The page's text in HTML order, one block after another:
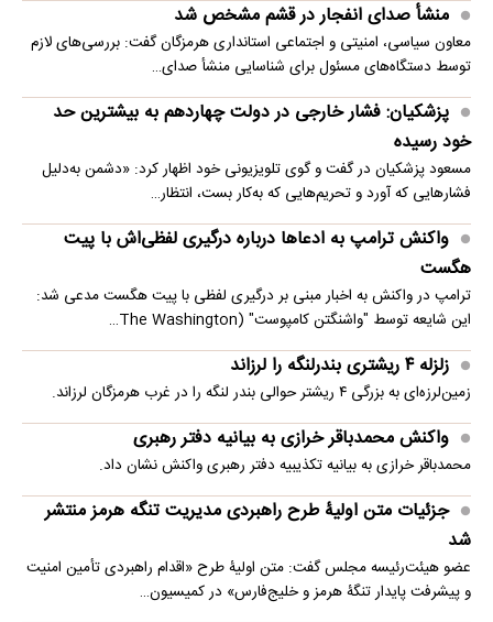
منشأ صدای انفجار در قشم مشخص شد
معاون سیاسی، امنیتی و اجتماعی استانداری هرمزگان گفت: بررسی‌های لازم
توسط دستگاه‌های مسئول برای شناسایی منشأ صدای…
پزشکیان: فشار خارجی در دولت چهاردهم به بیشترین حد
خود رسیده
مسعود پزشکیان در گفت و گوی تلویزیونی خود اظهار کرد: «دشمن به‌دلیل
فشارهایی که آورد و تحریم‌هایی که به‌کار بست، انتظار…
واکنش ترامپ به ادعاها درباره درگیری لفظی‌اش با پیت
هگست
ترامپ در واکنش به اخبار مبنی بر درگیری لفظی با پیت هگست مدعی شد:
این شایعه توسط "واشنگتن کامپوست" (The Washington…
زلزله ۴ ریشتری بندرلنگه را لرزاند
زمین‌لرزه‌ای به بزرگی ۴ ریشتر حوالی بندر لنگه را در غرب هرمزگان لرزاند.
واکنش محمدباقر خرازی به بیانیه دفتر رهبری
محمدباقر خرازی به بیانیه تکذیبیه دفتر رهبری واکنش نشان داد.
جزئیات متن اولیۀ طرح راهبردی مدیریت تنگه هرمز منتشر
شد
عضو هیئت‌رئیسه مجلس گفت: متن اولیۀ طرح «اقدام راهبردی تأمین امنیت
و پیشرفت پایدار تنگۀ هرمز و خلیج‌فارس» در کمیسیون…